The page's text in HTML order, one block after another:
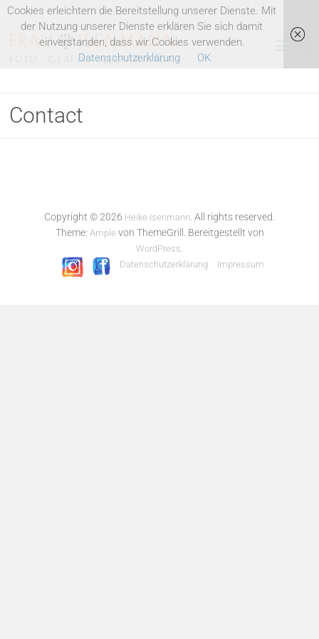
Skip
Heike
Isenmann
Fotografie
Grafik
Contact
Copyright © 2026 Heike Isenmann . All rights reserved.
Theme: Ample von ThemeGrill. Bereitgestellt von
WordPress
Datenschutzerklärung Impressum
Cookies erleichtern die Bereitstellung unserer Dienste. Mit
der Nutzung unserer Dienste erklären Sie sich damit
einverstanden, dass wir Cookies verwenden.
Datenschutzerklärung
OK